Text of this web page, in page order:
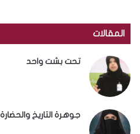
المقالات
تحت بشت واحد
جوهرة التاريخ والحضارة